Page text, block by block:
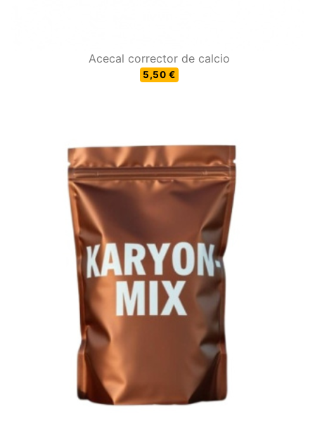
Acecal corrector de calcio
5,50 €